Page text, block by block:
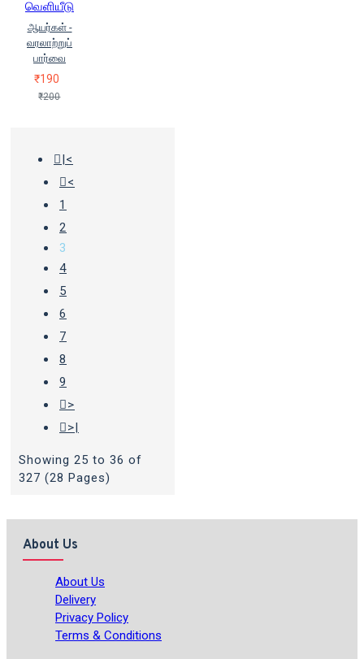
வெளியீடு
ஆயர்கள் -
வரலாற்றுப்
பார்வை
₹190
₹200
|<
<
1
2
3
4
5
6
7
8
9
>
>|
Showing 25 to 36 of
327 (28 Pages)
About Us
About Us
Delivery
Privacy Policy
Terms & Conditions